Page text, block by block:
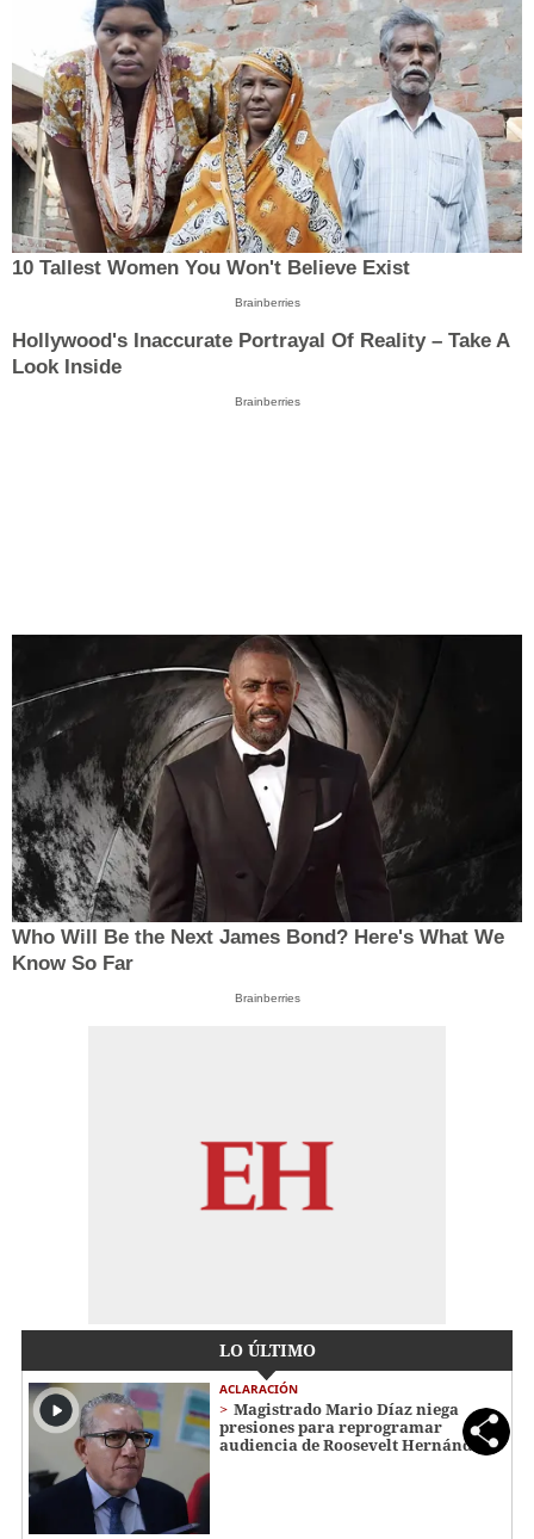
10 Tallest Women You Won't Believe Exist
Brainberries
Hollywood's Inaccurate Portrayal Of Reality – Take A
Look Inside
Brainberries
Who Will Be the Next James Bond? Here's What We
Know So Far
Brainberries
LO ÚLTIMO
ACLARACIÓN
Magistrado Mario Díaz niega
presiones para reprogramar
audiencia de Roosevelt Hernández